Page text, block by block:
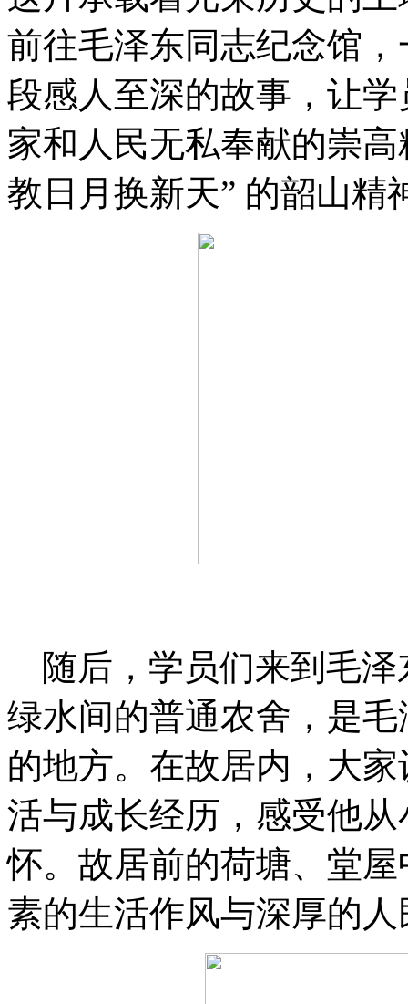
前往毛泽东同志纪念馆
段感人至深的故事，让
家和人民无私奉献的崇
教日月换新天” 的韶山精
随后，学员们来到毛
绿水间的普通农舍，是
的地方。在故居内，大
活与成长经历，感受他
怀。故居前的荷塘、堂
素的生活作风与深厚的